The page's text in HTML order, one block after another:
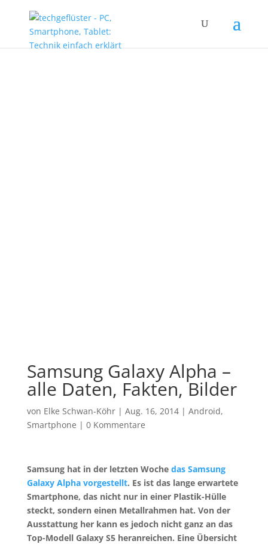
Samsung Galaxy Alpha –
alle Daten, Fakten, Bilder
von Elke Schwan-Köhr| Aug. 16, 2014| Android,
Smartphone | 0 Kommentare
Samsung hat in der letzten Woche das Samsung
Galaxy Alpha vorgestellt. Es ist das lange erwartete
Smartphone, das nicht nur in einer Plastik-Hülle
steckt, sondern einen Metallrahmen hat. Von der
Ausstattung her kann es jedoch nicht ganz an das
Top-Modell Galaxy S5 heranreichen. Eine Übersicht